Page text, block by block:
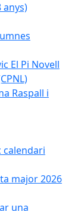
anys)
El Pi Novell
Raspall i
calendari
major 2026
una